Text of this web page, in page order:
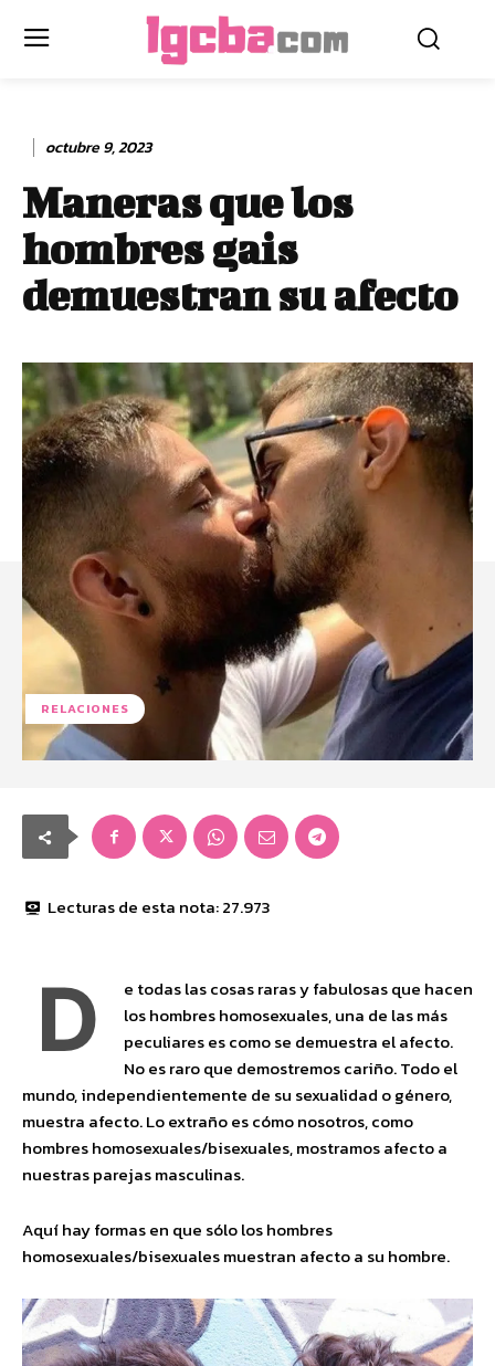
octubre 9, 2023
Maneras que los
hombres gais
demuestran su afecto
RELACIONES
Lecturas de esta nota:27.973
D
e todas las cosas raras y fabulosas que hacen
los hombres homosexuales, una de las más
peculiares es como se demuestra el afecto.
No es raro que demostremos cariño. Todo el
mundo, independientemente de su sexualidad o género,
muestra afecto. Lo extraño es cómo nosotros, como
hombres homosexuales/bisexuales, mostramos afecto a
nuestras parejas masculinas.
Aquí hay formas en que sólo los hombres
homosexuales/bisexuales muestran afecto a su hombre.